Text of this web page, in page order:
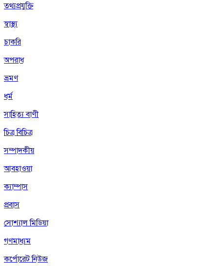
তথ্যপ্রযুক্তি
স্বাস্থ্য
চাকরি
অপরাধ
ভ্রমণ
ধর্ম
সাহিত্য বাণী
চিত্র বিচিত্র
সম্পাদকীয়
আবহাওয়া
ক্যাম্পাস
প্রবাস
সোশ্যাল মিডিয়া
গণমাধ্যম
কর্পোরেট নিউজ